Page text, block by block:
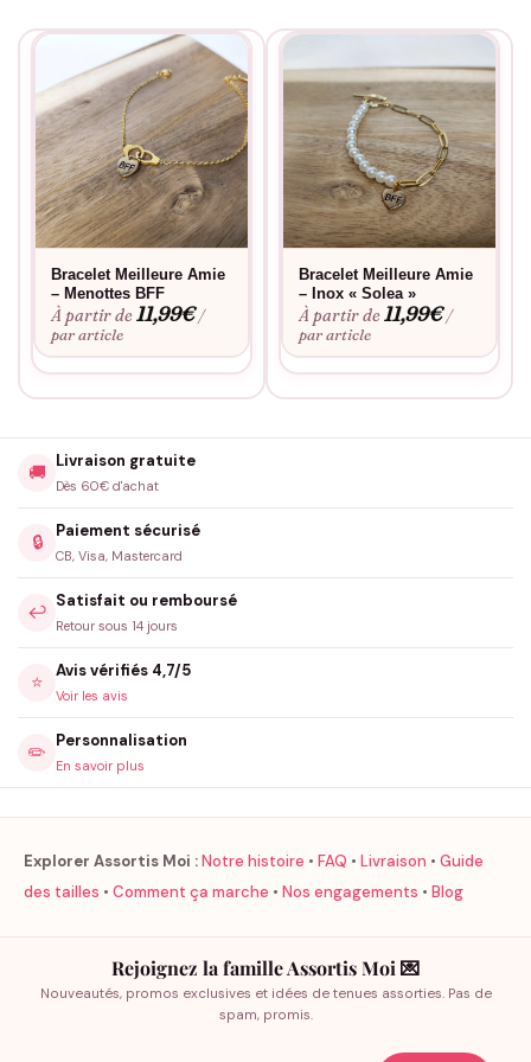
Bracelet Meilleure Amie
– Menottes BFF
À partir de11,99€ /
par article
Bracelet Meilleure Amie
– Inox « Solea »
À partir de11,99€ /
par article
🚚
Livraison gratuite
Dès 60€ d'achat
🔒
Paiement sécurisé
CB, Visa, Mastercard
↩️
Satisfait ou remboursé
Retour sous 14 jours
⭐
Avis vérifiés 4,7/5
Voir les avis
✏️
Personnalisation
En savoir plus
Explorer Assortis Moi :Notre histoire • FAQ • Livraison • Guide
des tailles • Comment ça marche • Nos engagements • Blog
Rejoignez la famille Assortis Moi 💌
Nouveautés, promos exclusives et idées de tenues assorties. Pas de
spam, promis.